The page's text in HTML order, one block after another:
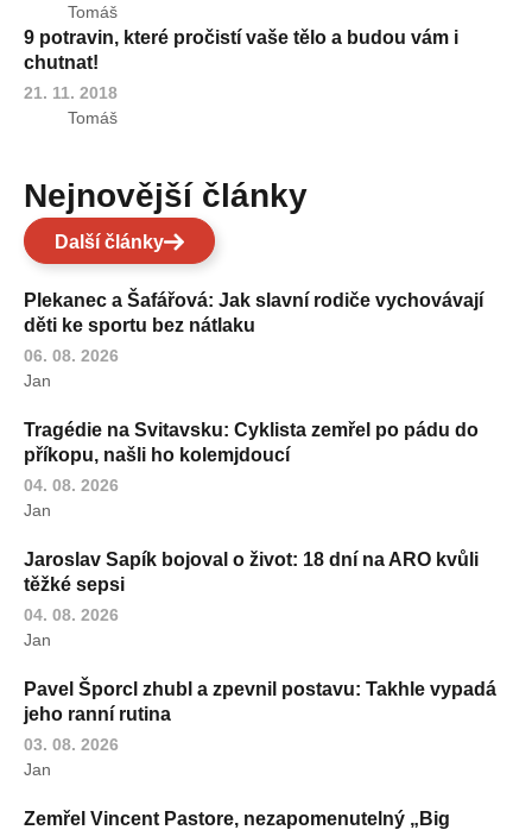
Tomáš
9 potravin, které pročistí vaše tělo a budou vám i
chutnat!
21. 11. 2018
Tomáš
Nejnovější články
Další články
Plekanec a Šafářová: Jak slavní rodiče vychovávají
děti ke sportu bez nátlaku
06. 08. 2026
Jan
Tragédie na Svitavsku: Cyklista zemřel po pádu do
příkopu, našli ho kolemjdoucí
04. 08. 2026
Jan
Jaroslav Sapík bojoval o život: 18 dní na ARO kvůli
těžké sepsi
04. 08. 2026
Jan
Pavel Šporcl zhubl a zpevnil postavu: Takhle vypadá
jeho ranní rutina
03. 08. 2026
Jan
Zemřel Vincent Pastore, nezapomenutelný „Big